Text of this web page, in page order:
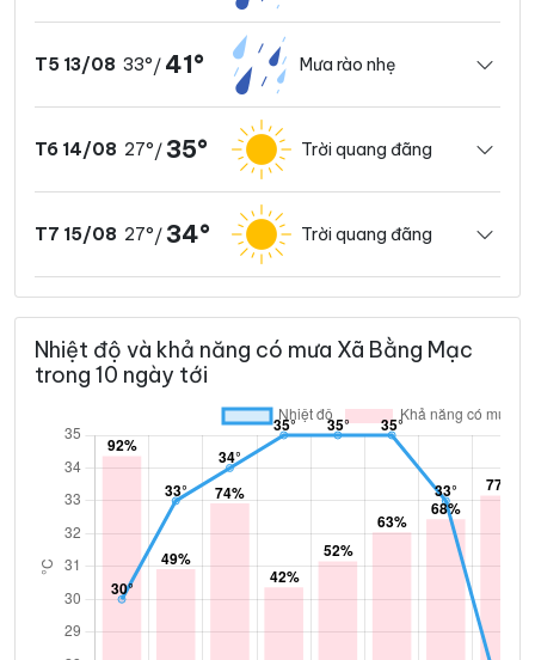
T5 13/08 33°/ 41° Mưa rào nhẹ
T6 14/08 27°/ 35° Trời quang đãng
T7 15/08 27°/ 34° Trời quang đãng
Nhiệt độ và khả năng có mưa Xã Bằng Mạc
trong 10 ngày tới